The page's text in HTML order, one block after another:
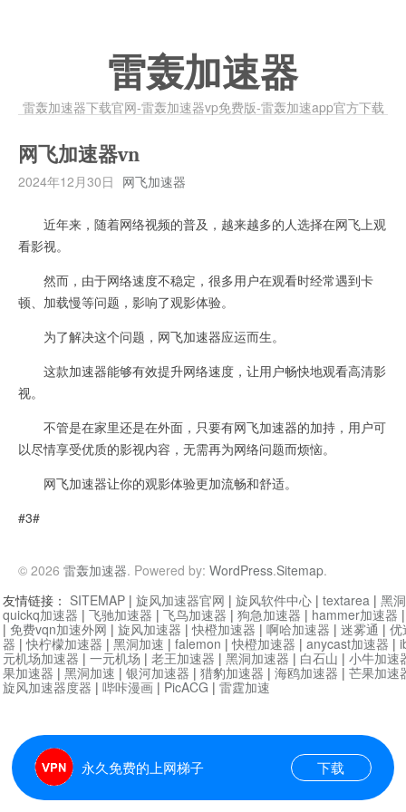
雷轰加速器
雷轰加速器下载官网-雷轰加速器vp免费版-雷轰加速app官方下载
网飞加速器vn
2024年12月30日 网飞加速器
近年来，随着网络视频的普及，越来越多的人选择在网飞上观
看影视。
然而，由于网络速度不稳定，很多用户在观看时经常遇到卡
顿、加载慢等问题，影响了观影体验。
为了解决这个问题，网飞加速器应运而生。
这款加速器能够有效提升网络速度，让用户畅快地观看高清影
视。
不管是在家里还是在外面，只要有网飞加速器的加持，用户可
以尽情享受优质的影视内容，无需再为网络问题而烦恼。
网飞加速器让你的观影体验更加流畅和舒适。
#3#
© 2026 雷轰加速器. Powered by: WordPress.Sitemap.
永久免费的上网梯子 下载
友情链接： SITEMAP | 旋风加速器官网 | 旋风软件中心 | textarea | 黑
quickq加速器 | 飞驰加速器 | 飞鸟加速器 | 狗急加速器 | hammer加速器
| 免费vqn加速外网 | 旋风加速器 |快橙加速器 | 啊哈加速器 | 迷雾通 | 优
器 |快柠檬加速器 | 黑洞加速 | falemon |快橙加速器 | anycast加速器 |
元机场加速器 | 一元机场 | 老王加速器 | 黑洞加速器 | 白石山 | 小牛加速
果加速器 | 黑洞加速 | 银河加速器 | 猎豹加速器 | 海鸥加速器 | 芒果加速
旋风加速器度器 | 哔咔漫画 | PicACG | 雷霆加速